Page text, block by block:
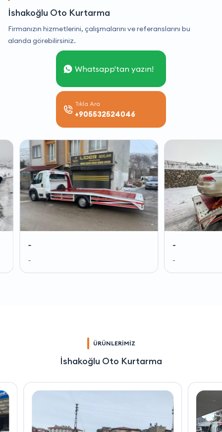
İshakoğlu Oto Kurtarma
Firmanızın hizmetlerini, çalışmalarını ve referanslarını bu
alanda görebilirsiniz.
Whatsapp'tan yazın!
Tıkla Ara
+905532524046
ÜRÜNLERİMİZ
İshakoğlu Oto Kurtarma